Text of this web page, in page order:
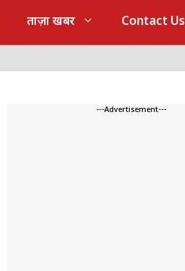
ताज़ा खबर Contact Us
---Advertisement---